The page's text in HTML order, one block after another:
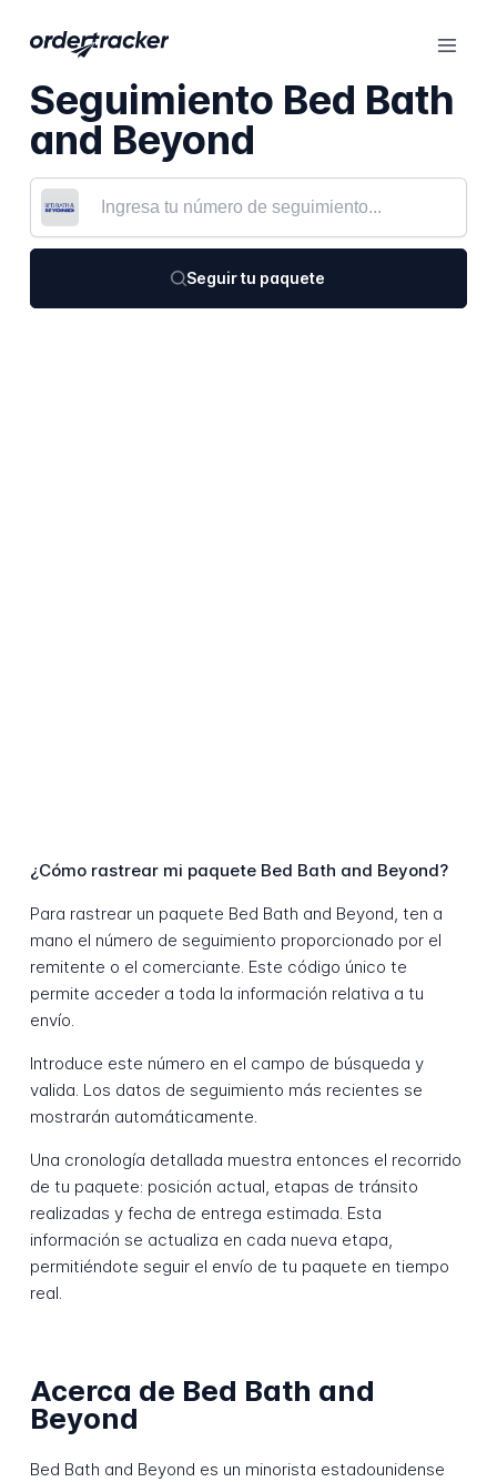
Seguimiento Bed Bath
and Beyond
Seguir tu paquete
¿Cómo rastrear mi paquete Bed Bath and Beyond?
Para rastrear un paquete Bed Bath and Beyond, ten a
mano el número de seguimiento proporcionado por el
remitente o el comerciante. Este código único te
permite acceder a toda la información relativa a tu
envío.
Introduce este número en el campo de búsqueda y
valida. Los datos de seguimiento más recientes se
mostrarán automáticamente.
Una cronología detallada muestra entonces el recorrido
de tu paquete: posición actual, etapas de tránsito
realizadas y fecha de entrega estimada. Esta
información se actualiza en cada nueva etapa,
permitiéndote seguir el envío de tu paquete en tiempo
real.
Acerca de Bed Bath and
Beyond
Bed Bath and Beyond es un minorista estadounidense